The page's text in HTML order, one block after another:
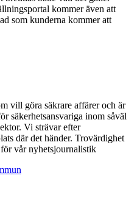
kommer även att
som kunderna kommer att
vill göra säkrare affärer och är
säkerhetsansvariga inom såväl
Vi strävar efter
där det händer. Trovärdighet
vår nyhetsjournalistik